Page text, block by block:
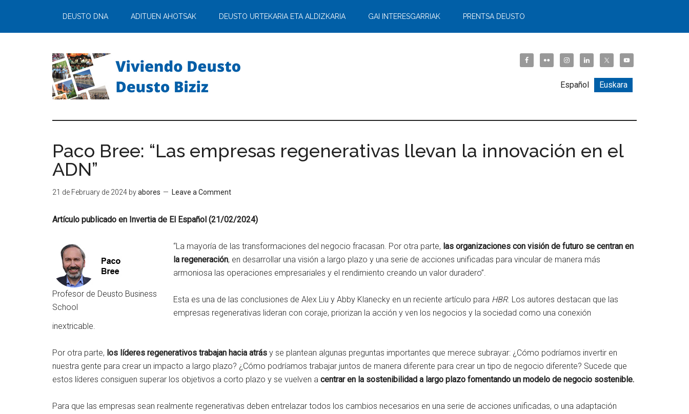
DEUSTO DNA ADITUEN AHOTSAK DEUSTO URTEKARIA ETA ALDIZKARIA GAI INTERESGARRIAK PRENTSA DEUSTO
Español Euskara
Paco Bree: “Las empresas regenerativas llevan la innovación en el
ADN”
21 de February de 2024 byabores Leave a Comment
Artículo publicado en Invertia de El Español (21/02/2024)
Profesor de Deusto Business
School
“La mayoría de las transformaciones del negocio fracasan. Por otra parte, las organizaciones con visión de futuro se centran en
la regeneración, en desarrollar una visión a largo plazo y una serie de acciones unificadas para vincular de manera más
armoniosa las operaciones empresariales y el rendimiento creando un valor duradero”.
Esta es una de las conclusiones de Alex Liu y Abby Klanecky en un reciente artículo para HBR. Los autores destacan que las
empresas regenerativas lideran con coraje, priorizan la acción y ven los negocios y la sociedad como una conexión
inextricable.
Por otra parte, los líderes regenerativos trabajan hacia atrás y se plantean algunas preguntas importantes que merece subrayar: ¿Cómo podríamos invertir en
nuestra gente para crear un impacto a largo plazo? ¿Cómo podríamos trabajar juntos de manera diferente para crear un tipo de negocio diferente? Sucede que
estos líderes consiguen superar los objetivos a corto plazo y se vuelven a centrar en la sostenibilidad a largo plazo fomentando un modelo de negocio sostenible.
Para que las empresas sean realmente regenerativas deben entrelazar todos los cambios necesarios en una serie de acciones unificadas, o una adaptación